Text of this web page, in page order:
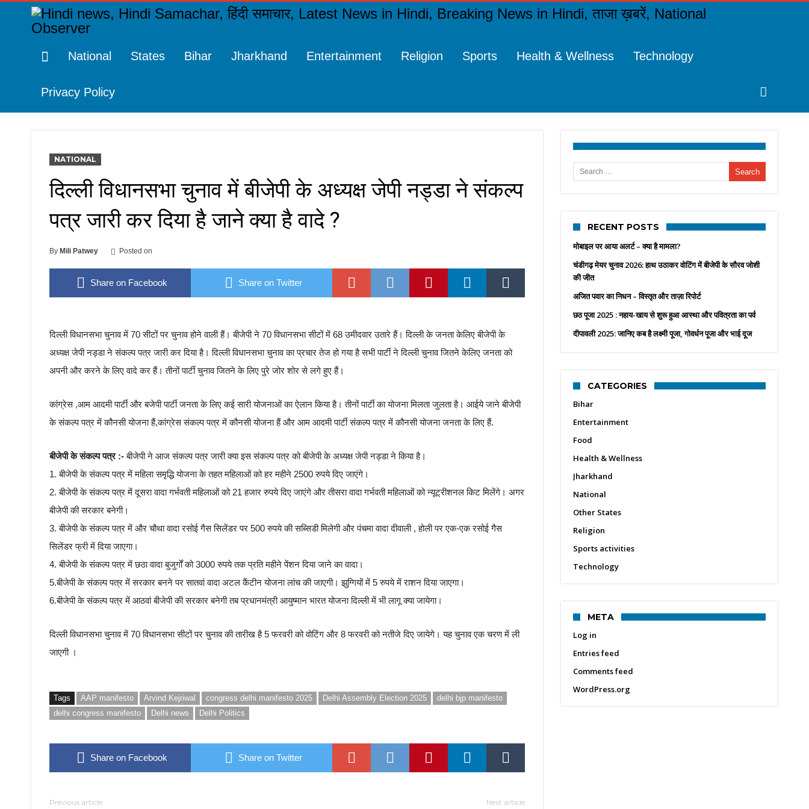
National States Bihar Jharkhand Entertainment Religion Sports Health & Wellness Technology
Privacy Policy
NATIONAL
दिल्ली विधानसभा चुनाव में बीजेपी के अध्यक्ष जेपी नड्डा ने संकल्प
पत्र जारी कर दिया है जाने क्या है वादे ?
By Mili Patwey Posted on
Share on Facebook Share on Twitter
दिल्ली विधानसभा चुनाव में 70 सीटों पर चुनाव होने वाली हैं। बीजेपी ने 70 विधानसभा सीटों में 68 उमीदवार उतारे हैं। दिल्ली के जनता केलिए बीजेपी के
अध्यक्ष जेपी नड्डा ने संकल्प पत्र जारी कर दिया है। दिल्ली विधानसभा चुनाव का प्रचार तेज हो गया है सभी पार्टी ने दिल्ली चुनाव जितने केलिए जनता को
अपनी और करने के लिए वादे कर हैं। तीनों पार्टी चुनाव जितने के लिए पुरे जोर शोर से लगे हुए हैं।
कांग्रेस ,आम आदमी पार्टी और बजेपी पार्टी जनता के लिए कई सारी योजनाओं का ऐलान किया है। तीनों पार्टी का योजना मिलता जुलता है। आईये जाने बीजेपी
के संकल्प पत्र में कौनसी योजना हैं,कांग्रेस संकल्प पत्र में कौनसी योजना हैं और आम आदमी पार्टी संकल्प पत्र में कौनसी योजना जनता के लिए हैं.
बीजेपी के संकल्प पत्र :-बीजेपी ने आज संकल्प पत्र जारी क्या इस संकल्प पत्र को बीजेपी के अध्यक्ष जेपी नड्डा ने किया है।
1. बीजेपी के संकल्प पत्र में महिला समृद्धि योजना के तहत महिलाओं को हर महीने 2500 रुपये दिए जाएंगे।
2. बीजेपी के संकल्प पत्र में दूसरा वादा गर्भवती महिलाओं को 21 हजार रुपये दिए जाएंगे और तीसरा वादा गर्भवती महिलाओं को न्यूट्रीशनल किट मिलेंगे। अगर
बीजेपी की सरकार बनेगी।
3. बीजेपी के संकल्प पत्र में और चौथा वादा रसोई गैस सिलेंडर पर 500 रुपये की सब्सिडी मिलेगी और पंचमा वादा दीवाली , होली पर एक-एक रसोई गैस
सिलेंडर फ्री में दिया जाएगा।
4. बीजेपी के संकल्प पत्र में छठा वादा बुजुर्गों को 3000 रुपये तक प्रति महीने पेंशन दिया जाने का वादा।
5.बीजेपी के संकल्प पत्र में सरकार बनने पर सातवां वादा अटल कैंटीन योजना लांच की जाएगी। झुग्गियों में 5 रुपये में राशन दिया जाएगा।
6.बीजेपी के संकल्प पत्र में आठवां बीजेपी की सरकार बनेगी तब प्रधानमंत्री आयुष्मान भारत योजना दिल्ली में भी लागू क्या जायेगा।
दिल्ली विधानसभा चुनाव में 70 विधानसभा सीटों पर चुनाव की तारीख है 5 फरवरी को वोटिंग और 8 फरवरी को नतीजे दिए जायेगे। यह चुनाव एक चरण में ली
जाएगी ।
Tags AAP manifesto Arvind Kejriwal congress delhi manifesto 2025 Delhi Assembly Election 2025
delhi bjp manifesto
delhi congress manifesto
Delhi news Delhi Politics
Share on Facebook Share on Twitter
Previous article Next article
Search for:
RECENT POSTS
मोबाइल पर आया अलर्ट – क्या है मामला?
चंडीगढ़ मेयर चुनाव 2026: हाथ उठाकर वोटिंग में बीजेपी के सौरव जोशी
की जीत
अजित पवार का निधन – विस्तृत और ताज़ा रिपोर्ट
छठ पूजा 2025 : नहाय-खाय से शुरू हुआ आस्था और पवित्रता का पर्व
दीपावली 2025: जानिए कब है लक्ष्मी पूजा, गोवर्धन पूजा और भाई दूज
CATEGORIES
Bihar
Entertainment
Food
Health & Wellness
Jharkhand
National
Other States
Religion
Sports activities
Technology
META
Log in
Entries feed
Comments feed
WordPress.org